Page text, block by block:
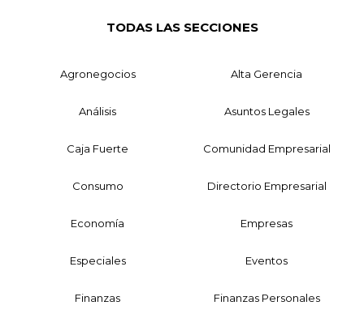
TODAS LAS SECCIONES
Agronegocios Alta Gerencia
Análisis Asuntos Legales
Caja Fuerte Comunidad Empresarial
Consumo Directorio Empresarial
Economía Empresas
Especiales Eventos
Finanzas Finanzas Personales